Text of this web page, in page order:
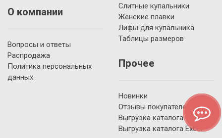
О компании
Вопросы и ответы
Распродажа
Политика персональных
данных
Слитные купальники
Женские плавки
Лифы для купальника
Таблицы размеров
Прочее
Новинки
Отзывы покупателей
Выгрузка каталога YML
Выгрузка каталога Excel